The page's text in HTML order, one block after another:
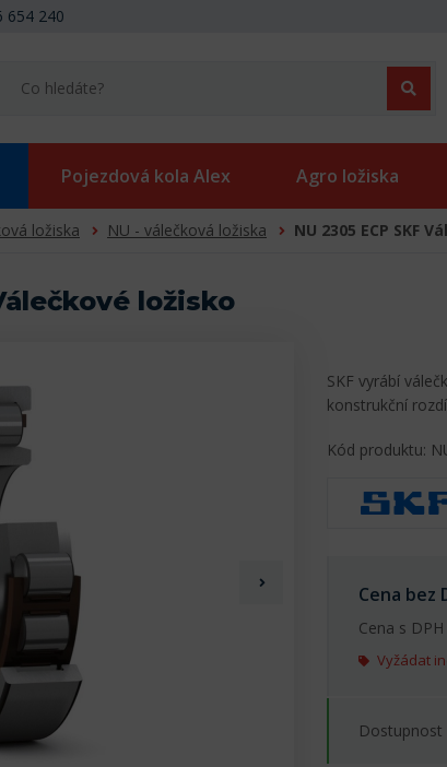
654 240
Pojezdová kola Alex Agro ložiska
ložiska NU - válečková ložiska NU 2305 ECP SKF
ložisko
SKF vyrábí
konstrukční
Kód produktu:
Cena bez
Cena s DPH
Vyžádat
Dostupnost